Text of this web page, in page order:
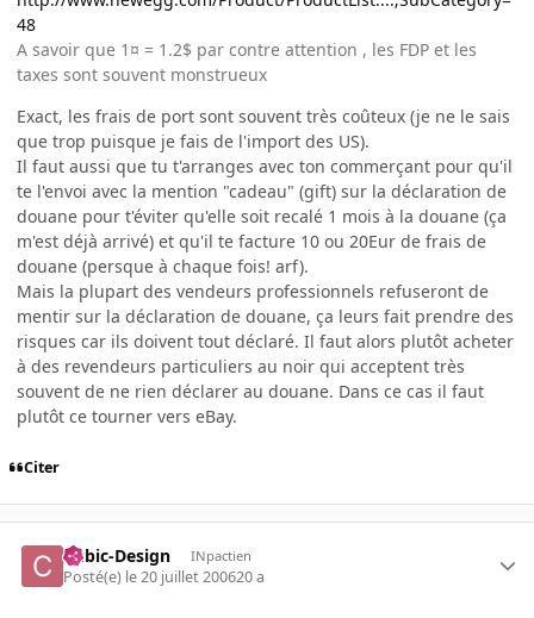
48
A savoir que 1¤ = 1.2$ par contre attention , les FDP et les
taxes sont souvent monstrueux
Exact, les frais de port sont souvent très coûteux (je ne le sais
que trop puisque je fais de l'import des US).
Il faut aussi que tu t'arranges avec ton commerçant pour qu'il
te l'envoi avec la mention "cadeau" (gift) sur la déclaration de
douane pour t'éviter qu'elle soit recalé 1 mois à la douane (ça
m'est déjà arrivé) et qu'il te facture 10 ou 20Eur de frais de
douane (persque à chaque fois! arf).
Mais la plupart des vendeurs professionnels refuseront de
mentir sur la déclaration de douane, ça leurs fait prendre des
risques car ils doivent tout déclaré. Il faut alors plutôt acheter
à des revendeurs particuliers au noir qui acceptent très
souvent de ne rien déclarer au douane. Dans ce cas il faut
plutôt ce tourner vers eBay.
Citer
Cubic-Design INpactien
Posté(e) le 20 juillet 200620 a